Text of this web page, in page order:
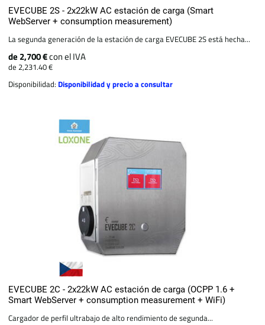
EVECUBE 2S - 2x22kW AC estación de carga (Smart
WebServer + consumption measurement)
La segunda generación de la estación de carga EVECUBE 2S está hecha...
de 2,700 €con el IVA
de 2,231.40 €
Disponibilidad: Disponibilidad y precio a consultar
EVECUBE 2C - 2x22kW AC estación de carga (OCPP 1.6 +
Smart WebServer + consumption measurement + WiFi)
Cargador de perfil ultrabajo de alto rendimiento de segunda...